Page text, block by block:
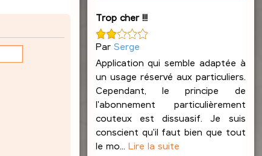
Trop cher !!!
Par Serge
Application qui semble adaptée à
un usage réservé aux particuliers.
Cependant, le principe de
l'abonnement particulièrement
couteux est dissuasif. Je suis
conscient qu'il faut bien que tout
le mo... Lire la suite